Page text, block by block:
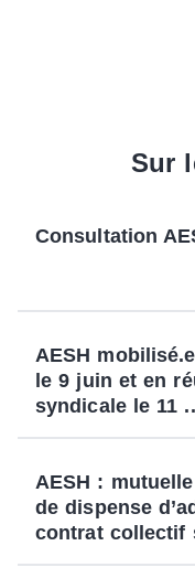
Sur
Consultation
AESH
le 9 juin et en
syndicale le 11
AESH :
de dispense
contrat collectif